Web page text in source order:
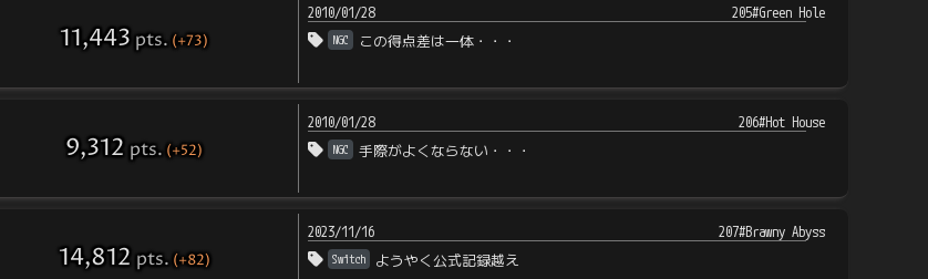
11,443 pts. (+73)
2010/01/28 205#Green Hole
NGC この得点差は一体・・・
9,312 pts. (+52)
2010/01/28 206#Hot House
NGC 手際がよくならない・・・
14,812 pts. (+82)
2023/11/16 207#Brawny Abyss
Switch ようやく公式記録越え